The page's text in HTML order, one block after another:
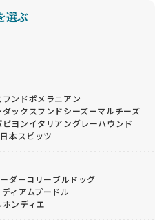
選ぶ
ンドポメラニアン
ックスフンドシーズーマルチーズ
ピヨンイタリアングレーハウンド
日本スピッツ
ダーコリーブルドッグ
ディアムプードル
ンディエ